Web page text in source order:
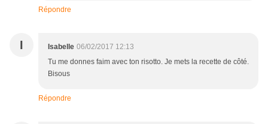
Répondre
I Isabelle 06/02/2017 12:13
Tu me donnes faim avec ton risotto. Je mets la recette de côté.
Bisous
Répondre